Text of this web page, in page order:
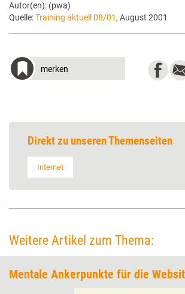
Autor(en): (pwa)
Quelle:Training aktuell 08/01 , August 2001
merken
Direkt zu unseren Themenseiten
Internet
Weitere Artikel zum Thema:
Mentale Ankerpunkte für die